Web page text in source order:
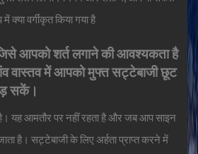
वर्गीकृत किया गया है
आपको शर्त लगाने की आवश्यकता है
वास्तव में आपको मुफ्त सट्टेबाजी छूट
सकें।
यह आमतौर पर नहीं रहता है और जब आप साइन
है। सट्टेबाजी के लिए अर्हता प्राप्त करने में